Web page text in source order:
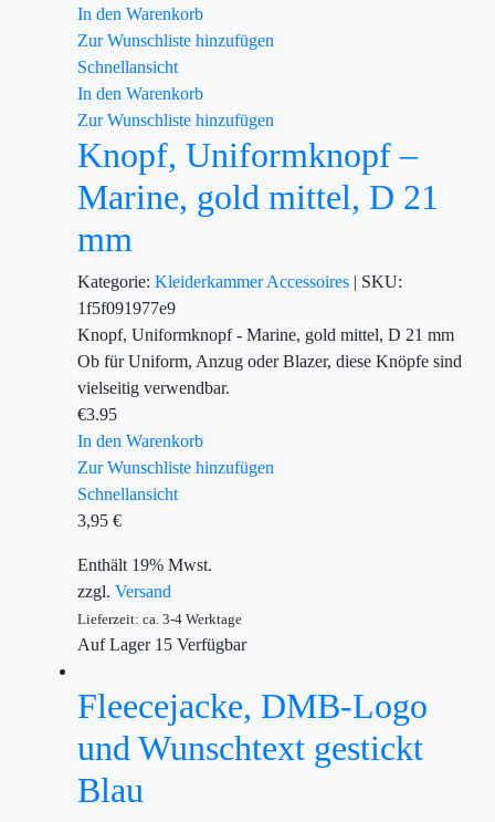
In den Warenkorb
Zur Wunschliste hinzufügen
Schnellansicht
In den Warenkorb
Zur Wunschliste hinzufügen
Knopf, Uniformknopf –
Marine, gold mittel, D 21
mm
Kategorie: KleiderkammerAccessoires | SKU:
1f5f091977e9
Knopf, Uniformknopf - Marine, gold mittel, D 21 mm
Ob für Uniform, Anzug oder Blazer, diese Knöpfe sind
vielseitig verwendbar.
€3.95
In den Warenkorb
Zur Wunschliste hinzufügen
Schnellansicht
3,95 €
Enthält 19% Mwst.
zzgl. Versand
Lieferzeit: ca. 3-4 Werktage
Auf Lager15 Verfügbar
Fleecejacke, DMB-Logo
und Wunschtext gestickt
Blau